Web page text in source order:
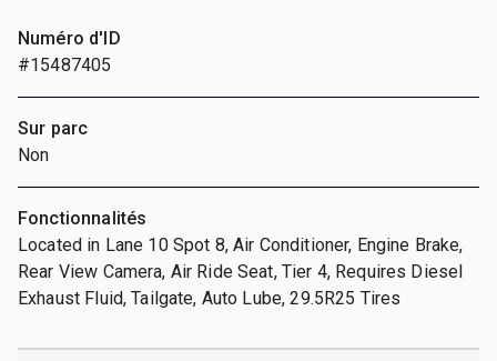
Numéro d'ID
#15487405
Sur parc
Non
Fonctionnalités
Located in Lane 10 Spot 8, Air Conditioner, Engine Brake,
Rear View Camera, Air Ride Seat, Tier 4, Requires Diesel
Exhaust Fluid, Tailgate, Auto Lube, 29.5R25 Tires